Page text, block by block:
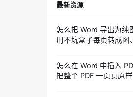
最新资源
怎么把 Word 导出为纯
用不坑盒子每页转成图
怎么在 Word 中插入
把整个 PDF 一页页原